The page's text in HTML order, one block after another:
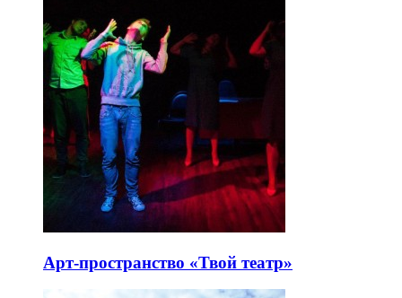
Арт-пространство «Твой театр»